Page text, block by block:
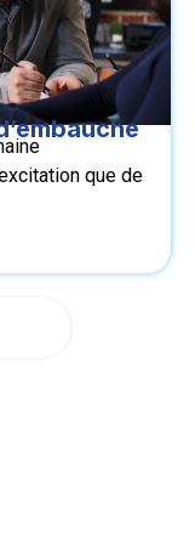
que de